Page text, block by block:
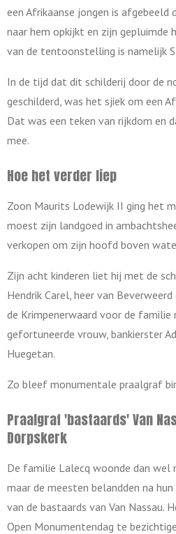
een Afrikaanse jongen is afgebeeld
naar hem opkijkt en zijn
van de tentoonstelling is namelijk
In de tijd dat dit schilderij door de
geschilderd, was het sjiek om een
Dat was een teken van rijkdom en
mee.
Hoe het verder liep
Zoon Maurits Lodewijk II ging het
moest zijn landgoed in
verkopen om zijn hoofd boven
Zijn acht kinderen liet hij met de
Hendrik Carel, heer van
de Krimpenerwaard voor de familie
gefortuneerde vrouw, bankierster
Huegetan.
Zo bleef monumentale praalgraf
Praalgraf 'bastaards' Van
Dorpskerk
De familie Lalecq woonde dan wel
maar de meesten belandden na
van de bastaards van Van Nassau.
Open Monumentendag te